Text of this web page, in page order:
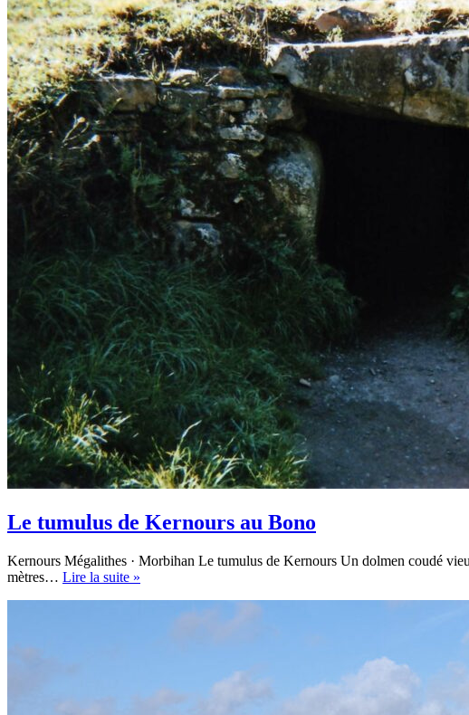
Le tumulus de Kernours au Bono
Kernours Mégalithes · Morbihan Le tumulus de Kernours Un dolmen coudé
mètres… Lire la suite »